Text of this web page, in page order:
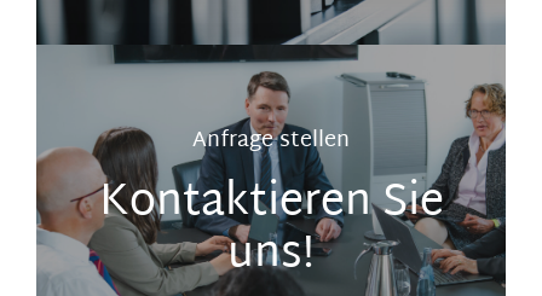
Anfrage stellen
Kontaktieren Sie
uns!